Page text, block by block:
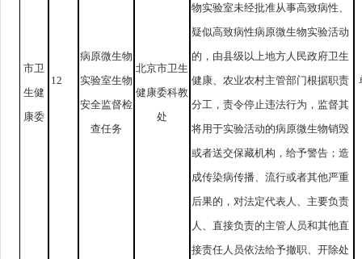
市卫
生健
康委
12
病原微生物
实验室生物
安全监督检
查任务
北京市卫生
健康委科教
处
物实验室未经批准从事高致病性、
疑似高致病性病原微生物实验活动
的，由县级以上地方人民政府卫生
健康、农业农村主管部门根据职责
分工，责令停止违法行为，监督其
将用于实验活动的病原微生物销毁
或者送交保藏机构，给予警告；造
成传染病传播、流行或者其他严重
后果的，对法定代表人、主要负责
人、直接负责的主管人员和其他直
接责任人员依法给予撤职、开除处